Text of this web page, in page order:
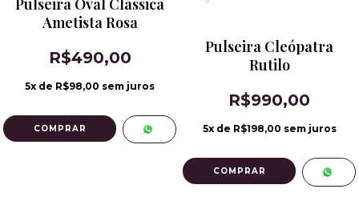
Ametista Rosa
R$490,00
5x de R$98,00 sem juros
Pulseira Cleópatra
Rutilo
R$990,00
5x de R$198,00 sem juros